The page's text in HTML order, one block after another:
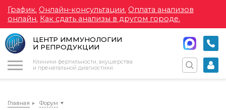
График. Онлайн-консультации. Оплата анализов
онлайн. Как сдать анализы в другом городе.
ЦЕНТР ИММУНОЛОГИИ
И РЕПРОДУКЦИИ
Клиники фертильности, акушерства
и пренатальной диагностики
Главная Форум